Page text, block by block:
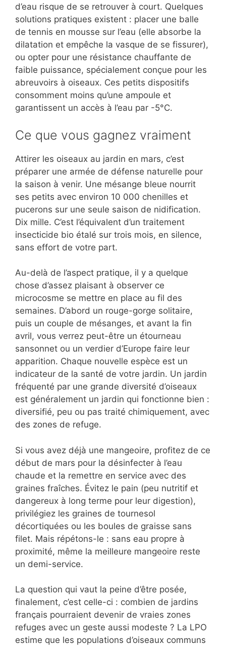
d’eau risque de se retrouver à court. Quelques
solutions pratiques existent : placer une balle
de tennis en mousse sur l’eau (elle absorbe la
dilatation et empêche la vasque de se fissurer),
ou opter pour une résistance chauffante de
faible puissance, spécialement conçue pour les
abreuvoirs à oiseaux. Ces petits dispositifs
consomment moins qu’une ampoule et
garantissent un accès à l’eau par -5°C.
Ce que vous gagnez vraiment
Attirer les oiseaux au jardin en mars, c’est
préparer une armée de défense naturelle pour
la saison à venir. Une mésange bleue nourrit
ses petits avec environ 10 000 chenilles et
pucerons sur une seule saison de nidification.
Dix mille. C’est l’équivalent d’un traitement
insecticide bio étalé sur trois mois, en silence,
sans effort de votre part.
Au-delà de l’aspect pratique, il y a quelque
chose d’assez plaisant à observer ce
microcosme se mettre en place au fil des
semaines. D’abord un rouge-gorge solitaire,
puis un couple de mésanges, et avant la fin
avril, vous verrez peut-être un étourneau
sansonnet ou un verdier d’Europe faire leur
apparition. Chaque nouvelle espèce est un
indicateur de la santé de votre jardin. Un jardin
fréquenté par une grande diversité d’oiseaux
est généralement un jardin qui fonctionne bien :
diversifié, peu ou pas traité chimiquement, avec
des zones de refuge.
Si vous avez déjà une mangeoire, profitez de ce
début de mars pour la désinfecter à l’eau
chaude et la remettre en service avec des
graines fraîches. Évitez le pain (peu nutritif et
dangereux à long terme pour leur digestion),
privilégiez les graines de tournesol
décortiquées ou les boules de graisse sans
filet. Mais répétons-le : sans eau propre à
proximité, même la meilleure mangeoire reste
un demi-service.
La question qui vaut la peine d’être posée,
finalement, c’est celle-ci : combien de jardins
français pourraient devenir de vraies zones
refuges avec un geste aussi modeste ? La LPO
estime que les populations d’oiseaux communs